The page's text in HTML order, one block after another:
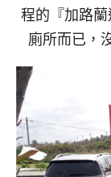
程的『加路
廁所而已，